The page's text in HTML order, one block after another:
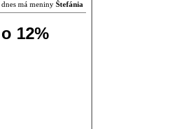
má meniny Štefánia
12%